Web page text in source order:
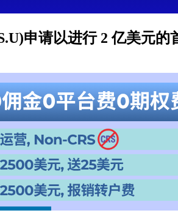
申请以进行 2 亿美元的